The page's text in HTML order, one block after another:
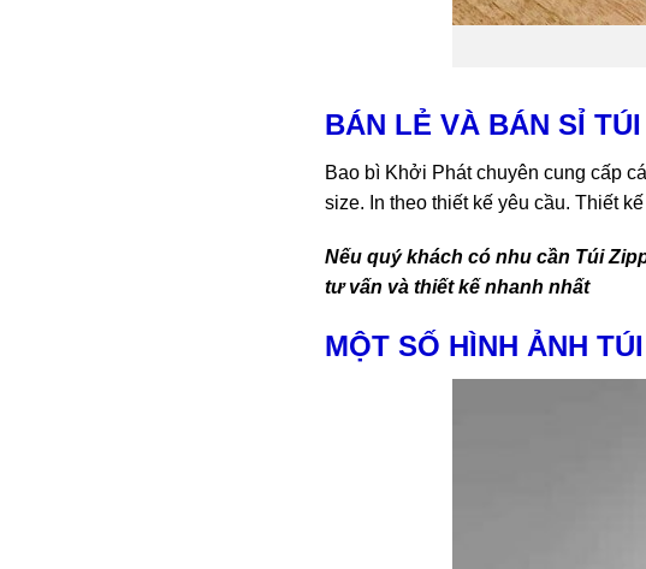
BÁN LẺ VÀ BÁN SỈ
Bao bì Khởi Phát chuyên cung cấp
size. In theo thiết kế yêu cầu. Thiết
Nếu quý khách có nhu cần Túi
tư vấn và thiết kế nhanh nhất
MỘT SỐ HÌNH ẢNH